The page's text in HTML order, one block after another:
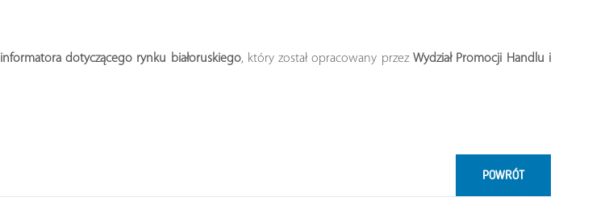
informatora dotyczącego rynku białoruskiego, który został opracowany przezWydział Promocji Handlu i
POWRÓT